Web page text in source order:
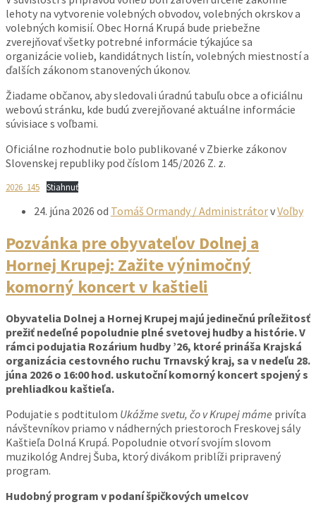
lehoty na vytvorenie volebných obvodov, volebných okrskov a
volebných komisií. Obec Horná Krupá bude priebežne
zverejňovať všetky potrebné informácie týkajúce sa
organizácie volieb, kandidátnych listín, volebných miestností a
ďalších zákonom stanovených úkonov.
Žiadame občanov, aby sledovali úradnú tabuľu obce a oficiálnu
webovú stránku, kde budú zverejňované aktuálne informácie
súvisiace s voľbami.
Oficiálne rozhodnutie bolo publikované v Zbierke zákonov
Slovenskej republiky pod číslom 145/2026 Z. z.
2026_145 Stiahnuť
24. júna 2026 od Tomáš Ormandy / AdministrátorvVoľby
Pozvánka pre obyvateľov Dolnej a
Hornej Krupej: Zažite výnimočný
komorný koncert v kaštieli
Obyvatelia Dolnej a Hornej Krupej majú jedinečnú príležitosť
prežiť nedeľné popoludnie plné svetovej hudby a histórie. V
rámci podujatia Rozárium hudby ’26, ktoré prináša Krajská
organizácia cestovného ruchu Trnavský kraj, sa v nedeľu 28.
júna 2026 o 16:00 hod. uskutoční komorný koncert spojený s
prehliadkou kaštieľa.
Podujatie s podtitulom Ukážme svetu, čo v Krupej máme privíta
návštevníkov priamo v nádherných priestoroch Freskovej sály
Kaštieľa Dolná Krupá. Popoludnie otvorí svojím slovom
muzikológ Andrej Šuba, ktorý divákom priblíži pripravený
program.
Hudobný program v podaní špičkových umelcov